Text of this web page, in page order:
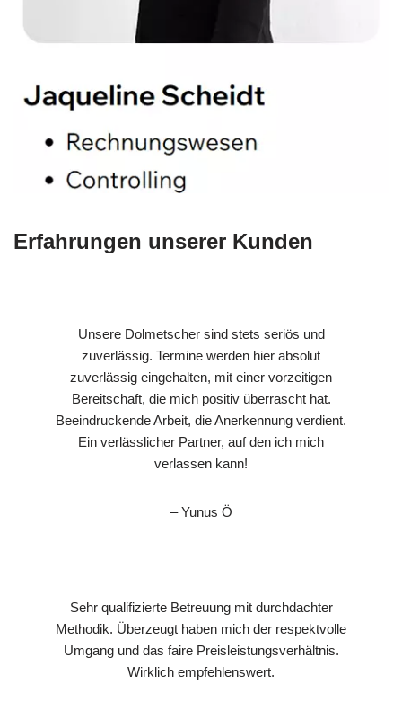
Erfahrungen unserer Kunden
Unsere Dolmetscher sind stets seriös und
zuverlässig. Termine werden hier absolut
zuverlässig eingehalten, mit einer vorzeitigen
Bereitschaft, die mich positiv überrascht hat.
Beeindruckende Arbeit, die Anerkennung verdient.
Ein verlässlicher Partner, auf den ich mich
verlassen kann!
– Yunus Ö
Sehr qualifizierte Betreuung mit durchdachter
Methodik. Überzeugt haben mich der respektvolle
Umgang und das faire Preisleistungsverhältnis.
Wirklich empfehlenswert.